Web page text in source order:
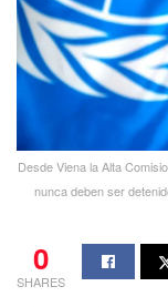
Desde Viena la Alta
nunca deben ser
0
SHARES